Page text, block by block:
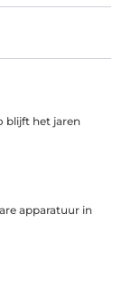
blijft het jaren
apparatuur in